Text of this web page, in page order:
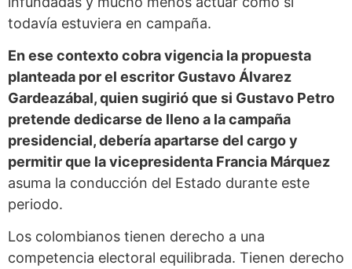
todavía estuviera en campaña.
En ese contexto cobra vigencia la propuesta
planteada por el escritor Gustavo Álvarez
Gardeazábal, quien sugirió que si Gustavo Petro
pretende dedicarse de lleno a la campaña
presidencial, debería apartarse del cargo y
permitir que la vicepresidenta Francia Márquez
asuma la conducción del Estado durante este
periodo.
Los colombianos tienen derecho a una
competencia electoral equilibrada. Tienen derecho